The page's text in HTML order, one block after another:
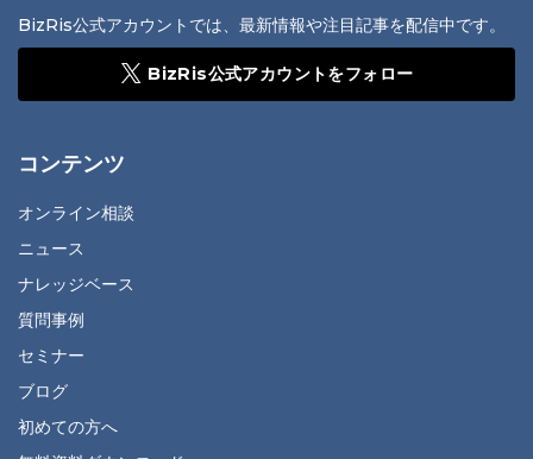
BizRis公式アカウントでは、最新情報や注目記事を配信中です。
BizRis公式アカウントをフォロー
コンテンツ
オンライン相談
ニュース
ナレッジベース
質問事例
セミナー
ブログ
初めての方へ